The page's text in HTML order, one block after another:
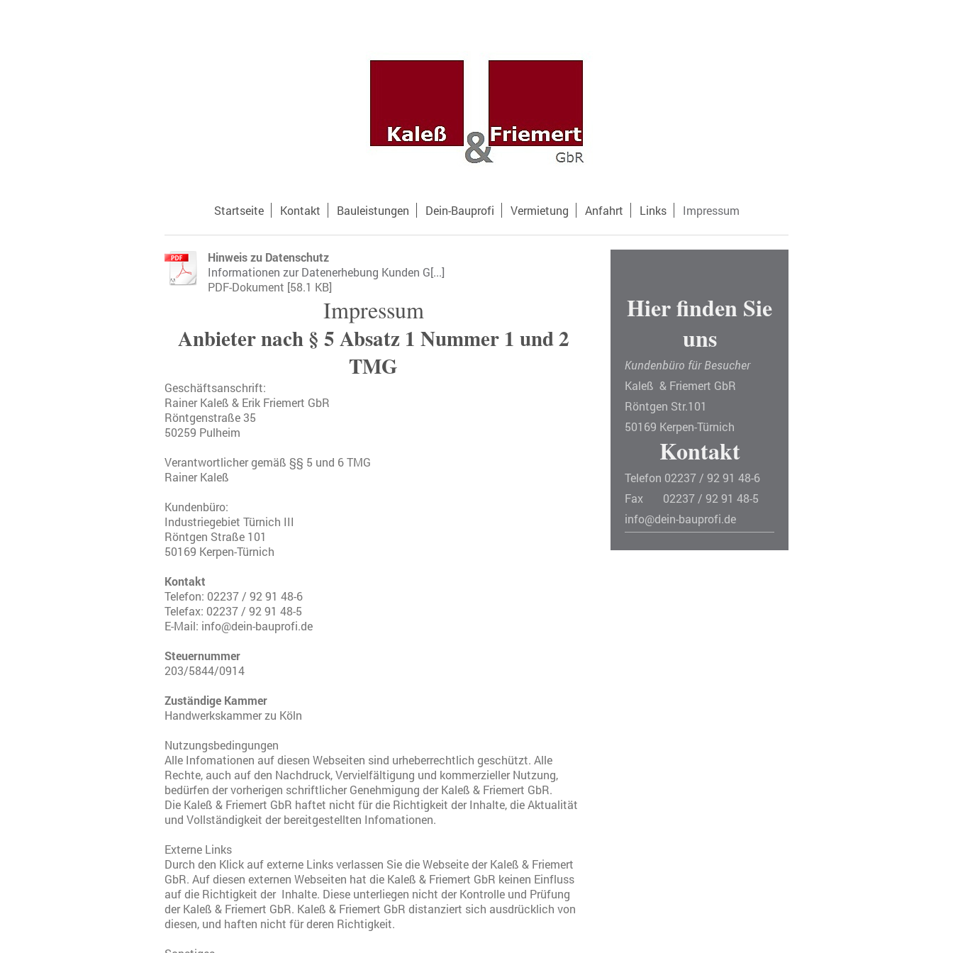
Startseite Kontakt Bauleistungen Dein-Bauprofi Vermietung Anfahrt Links Impressum
Hinweis zu Datenschutz
Informationen zur Datenerhebung Kunden G[...]
PDF-Dokument [58.1 KB]
Impressum
Anbieter nach § 5 Absatz 1 Nummer 1 und 2
TMG
Geschäftsanschrift:
Rainer Kaleß & Erik Friemert GbR
Röntgenstraße 35
50259 Pulheim
Verantwortlicher gemäß §§ 5 und 6 TMG
Rainer Kaleß
Kundenbüro:
Industriegebiet Türnich III
Röntgen Straße 101
50169 Kerpen-Türnich
Kontakt
Telefon: 02237 / 92 91 48-6
Telefax: 02237 / 92 91 48-5
E-Mail: info@dein-bauprofi.de
Steuernummer
203/5844/0914
Zuständige Kammer
Handwerkskammer zu Köln
Nutzungsbedingungen
Alle Infomationen auf diesen Webseiten sind urheberrechtlich geschützt. Alle
Rechte, auch auf den Nachdruck, Vervielfältigung und kommerzieller Nutzung,
bedürfen der vorherigen schriftlicher Genehmigung der Kaleß & Friemert GbR.
Die Kaleß & Friemert GbR haftet nicht für die Richtigkeit der Inhalte, die Aktualität
und Vollständigkeit der bereitgestellten Infomationen.
Externe Links
Durch den Klick auf externe Links verlassen Sie die Webseite der Kaleß & Friemert
GbR. Auf diesen externen Webseiten hat die Kaleß & Friemert GbR keinen Einfluss
auf die Richtigkeit der Inhalte. Diese unterliegen nicht der Kontrolle und Prüfung
der Kaleß & Friemert GbR. Kaleß & Friemert GbR distanziert sich ausdrücklich von
diesen, und haften nicht für deren Richtigkeit.
Hier finden Sie
uns
Kundenbüro für Besucher
Kaleß & Friemert GbR
Röntgen Str.101
50169 Kerpen-Türnich
Kontakt
Telefon 02237 / 92 91 48-6
Fax 02237 / 92 91 48-5
info@dein-bauprofi.de